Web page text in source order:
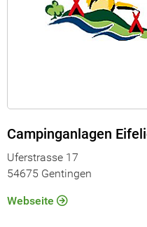
Campinganlagen
Uferstrasse 17
54675 Gentingen
Webseite